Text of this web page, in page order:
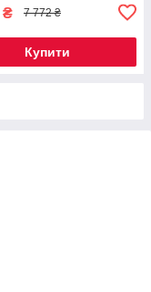
₴ 7 772 ₴
Купити